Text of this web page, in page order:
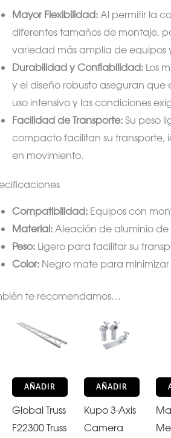
Mayor Flexibilidad:Al permitir la
diferentes tamaños de montaje,
variedad más amplia de equipos
Durabilidad y Confiabilidad: Los
y el diseño robusto aseguran que
uso intensivo y las condiciones
Facilidad de Transporte:Su peso
compacto facilitan su transporte,
en movimiento.
Compatibilidad: Equipos con
Material:Aleación de aluminio de
Peso: Ligero para facilitar su
Color: Negro mate para minimizar
te recomendamos…
AÑADIR
Global Truss
F22300 Truss
AÑADIR
Kupo 3-Axis
Camera